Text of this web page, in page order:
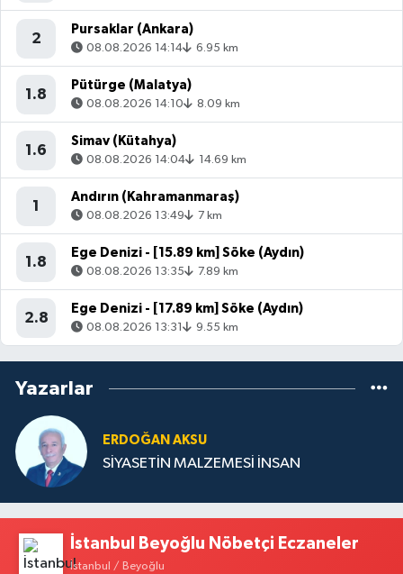
2
Pursaklar (Ankara)
08.08.2026 14:14 6.95 km
1.8
Pütürge (Malatya)
08.08.2026 14:10 8.09 km
1.6
Simav (Kütahya)
08.08.2026 14:04 14.69 km
1
Andırın (Kahramanmaraş)
08.08.2026 13:49 7 km
1.8
Ege Denizi - [15.89 km] Söke (Aydın)
08.08.2026 13:35 7.89 km
2.8
Ege Denizi - [17.89 km] Söke (Aydın)
08.08.2026 13:31 9.55 km
Yazarlar
ERDOĞAN AKSU
SİYASETİN MALZEMESİ İNSAN
İstanbul Beyoğlu Nöbetçi Eczaneler
İstanbul / Beyoğlu